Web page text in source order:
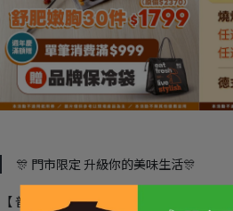
🎊 門市限定 升級你的美味生活🎊
【 普發一萬放大術】